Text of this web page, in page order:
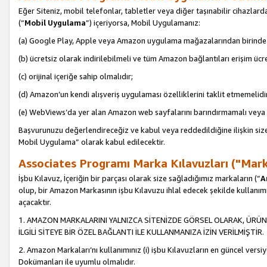
Eğer Siteniz, mobil telefonlar, tabletler veya diğer taşınabilir
(“Mobil Uygulama”) içeriyorsa, Mobil Uygulamanız:
(a) Google Play, Apple veya Amazon uygulama mağazalarından birinde
(b) ücretsiz olarak indirilebilmeli ve tüm Amazon bağlantıları erişim
(c) orijinal içeriğe sahip olmalıdır;
(d) Amazon’un kendi alışveriş uygulaması özelliklerini taklit
(e) WebViews’da yer alan Amazon web sayfalarını barındırmamalı
Başvurunuzu değerlendireceğiz ve kabul veya reddedildiğine ilişkin
Mobil Uygulama” olarak kabul edilecektir.
Associates Programı Marka Kılavuzları
İşbu Kılavuz, İçeriğin bir parçası olarak size sağladığımız markaların (“
olup, bir Amazon Markasının işbu Kılavuzu ihlal edecek şekilde
açacaktır.
1. AMAZON MARKALARINI YALNIZCA SİTENİZDE GÖRSEL OLARAK,
İLGİLİ SİTEYE BİR ÖZEL BAĞLANTI İLE KULLANMANIZA İZİN VERİLMİŞTİR.
2. Amazon Markaları’nı kullanımınız (i) işbu Kılavuzların en güncel
Dokümanları ile uyumlu olmalıdır.